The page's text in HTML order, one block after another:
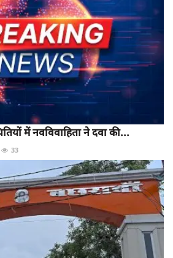
में नवविवाहिता ने दवा की...
33